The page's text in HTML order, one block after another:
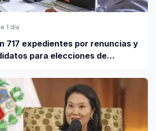
1 día
717 expedientes por renuncias y
para elecciones de